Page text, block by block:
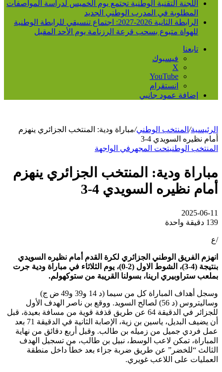
اللجنة التقنية الوطنية تجتمع يوم الخميس لدراسة المواصفات
المطلوبة في المدرب الوطني الجديد
الرابطة الثانية 2026-2027: اجتماع تنسيقي للرابطة الوطنية
للهواة متبوع بسحب قرعة الرزنامة يوم الأحد المقبل
تابعنا
فيسبوك
‫X
‫YouTube
انستقرام
إضافة عمود جانبي
الرئيسية/ المنتخب الوطني/مباراة ودية: المنتخب الجزائري ينهزم
أمام نظيره السويدي 4-3
المنتخب الوطنيتحت المجهر في الواجهة
مباراة ودية: المنتخب الجزائري ينهزم
أمام نظيره السويدي 4-3
2025-06-11
139 دقيقة واحدة
/ع
انهزم الفريق الوطني الجزائري لكرة القدم أمام نظيره السويدي
بنتيجة (4-3)، الشوط الاول (2-0)، يوم الثلاثاء في مباراة ودية جرت
بملعب ستراوبيري ارينا، بسولنا القريبة من ستوكهولم.
وسجل أهداف المباراة كل من سيما (د 14 و39 و49 ض ج)
وساليتروس (د 56) لصالح السويد. ووقع بن ناصر الهدف الأول
للجزائر في الدقيقة 64 عن طريق قذفة قوية من مسافة بعيدة، قبل
أن يضيف البديل، ياسين بن زية، الإصابة الثانية في الدقيقة 71 بعد
عمل فردي جميل من زميله بن طالب. وقبل أربع دقائق من نهاية
المباراة، تمكن لاعب الوسط، نبيل بن طالب، من تسجيل الهدف
الثالث “للخضر” عن طريق ضربة جزاء بعد خطأ داخل منطقة
العمليات على اللاعب غويري.